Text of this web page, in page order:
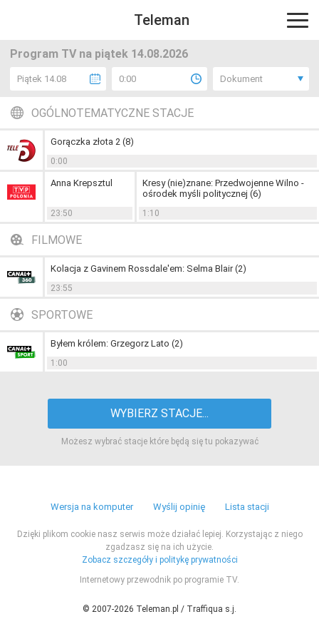
Teleman
Program TV na piątek 14.08.2026
Piątek 14.08 0:00 Dokument
OGÓLNOTEMATYCZNE STACJE
Gorączka złota 2 (8)
0:00
Anna Krepsztul
23:50
Kresy (nie)znane: Przedwojenne Wilno -
ośrodek myśli politycznej (6)
1:10
FILMOWE
Kolacja z Gavinem Rossdale'em: Selma Blair (2)
23:55
SPORTOWE
Byłem królem: Grzegorz Lato (2)
1:00
WYBIERZ STACJE...
Możesz wybrać stacje które będą się tu pokazywać
Wersja na komputer Wyślij opinię Lista stacji
Dzięki plikom cookie nasz serwis może działać lepiej. Korzystając z niego
zgadzasz się na ich użycie.
Zobacz szczegóły i politykę prywatności
Internetowy przewodnik po programie TV.
© 2007-2026 Teleman.pl / Traffiqua s.j.